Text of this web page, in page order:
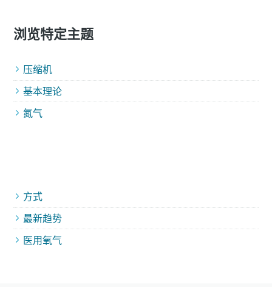
浏览特定主题
压缩机
基本理论
氮气
方式
最新趋势
医用氧气